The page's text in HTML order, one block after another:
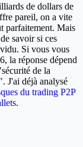
de dollars de
pareil, on a vite
parfaitement. Mais
savoir si ces
Si vous vous
la réponse dépend
de la
J'ai déjà analysé
du trading P2P
.